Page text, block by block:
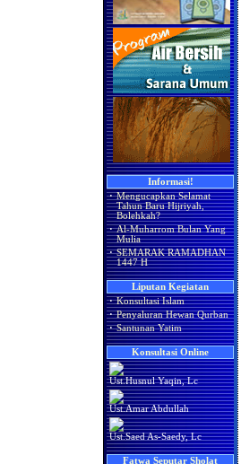
Informasi!
· Mengucapkan Selamat
Tahun Baru Hijriyah,
Bolehkah?
· Al-Muharrom Bulan Yang
Mulia
· SEMARAK RAMADHAN
1447 H
Liputan Kegiatan
· Konsultasi Islam
· Penyaluran Hewan Qurban
· Santunan Yatim
Konsultasi Online
Ust.Husnul Yaqin, Lc
Ust.Amar Abdullah
Ust.Saed As-Saedy, Lc
Fatwa Seputar Sholat